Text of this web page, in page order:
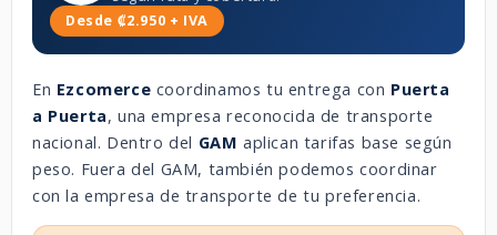
Desde ₡2.950 + IVA
En Ezcomerce coordinamos tu entrega con Puerta
a Puerta, una empresa reconocida de transporte
nacional. Dentro del GAM aplican tarifas base según
peso. Fuera del GAM, también podemos coordinar
con la empresa de transporte de tu preferencia.